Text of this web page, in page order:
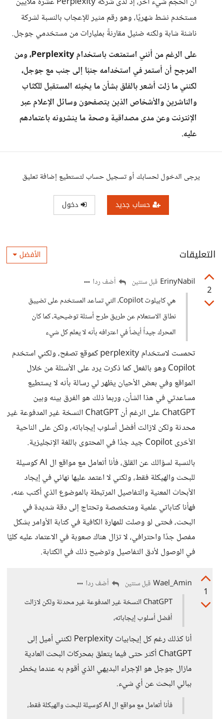
مستخدم نشط شهريًا، وهو رقم مثير للإعجاب بالنسبة لشركة
ناشئة شابة ولكنه ضئيل مقارنةً بمليارات من مستخدمي جوجل.
على الرغم من أنني استمتعت باستخدام Perplexity، ومن
المرجح أن أستمر في استخدامه جنبًا إلى جنب مع جوجل،
لكنني ما زلت أشعر بالقلق بشأن ما يخبئه المستقبل للكتّاب
والناشرين والأشخاص الذين يتصفحون وسائل الإعلام عبر
الإنترنت وعن مدى مصداقية وصحة ما ينشرونه باعتمادهم
عليه.​​​​
يرجى الدخول لحسابك أو تسجيل حساب لتستطيع إضافة تعليق
حساب جديد دخول
التعليقات الأفضل
2
ErinyNabil قبل سنتين
أضف ردا
هي كابيلوت Copilot، التي تساعد المستخدم على تضييق
نطاق الاستعلام عن طريق طرح أسئلة توضيحية، كما كان
المحرك جيداً أيضاً في اعترافه بأنه لا يعلم كل شيء
تحمست لاستخدام perplexity كموقع تصفح، ولكني استخدم
Copilot وهو بالفعل كما ذكرت يرد على الأسئلة من خلال
المواقع وفي بعض الأحيان يظهر لي رسالة بأنه لا يستطيع
مساعدتي في هذا الشأن، وربما ذلك هو الفرق بينه وبين
ChatGPT على الرغم أن ChatGPT النسخة غير المدفوعة غير
محدثة ولكن لازالت أفضل أسلوب إيجاباته، ولكن على الناحية
الأخرى Copilot جيد جدًا في المحتوى باللغة الإنجليزية.
بالنسبة لسؤالك عن القلق، فأنا أتعامل مع مواقع ال AI كوسيلة
للبحث والهيكلة فقط، ولكني لا اعتمد عليها نهائي في إيجاد
الأبحاث المعنية والتفاصيل المرتبطة بالموضوع الذي أكتب عنه،
فهأنا كتاباتي علمية ومتخصصة وتحتاج إلى دقة شديدة في
البحث، فحتى لو وصلت للمهارة الكافية في كتابة الأوامر بشكل
مفصل جدًا واحترافي، لا تزال هناك صعوبة في الاعتماد عليه كليًا
في الوصول لأدق التفاصيل وتوضيح ذلك في الكتابة.
1
Wael_Amin قبل سنتين
أضف ردا
ChatGPT النسخة غير المدفوعة غير محدثة ولكن لازالت
أفضل أسلوب إيجاباته،
أنا كذلك رغم كل إيجابيات Perplexity لكنني أميل إلى
ChatGPT أكثر حتى فيما يتعلق بمحركات البحث العادية
مازال جوجل هو الإجراء البديهي الذي أقوم به عندما يخطر
ببالي البحث عن أي شيء.
فأنا أتعامل مع مواقع ال AI كوسيلة للبحث والهيكلة فقط،